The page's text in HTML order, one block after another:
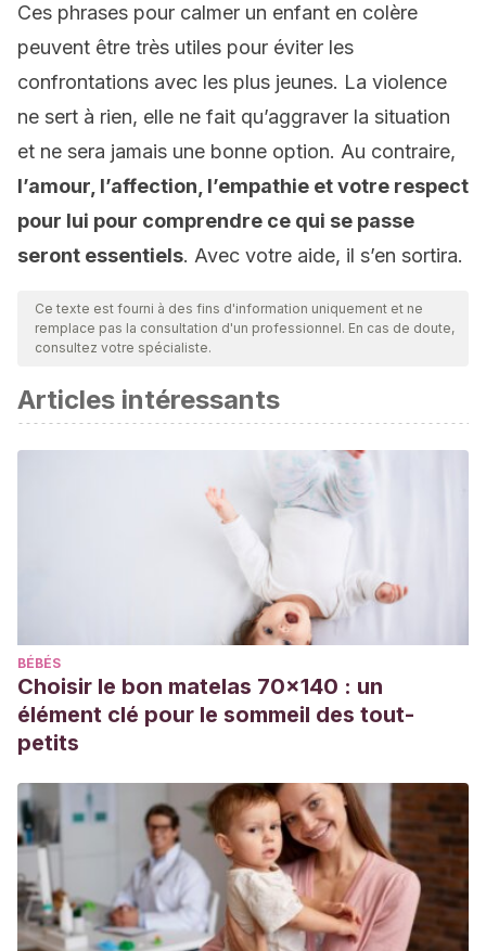
Ces phrases pour calmer un enfant en colère
peuvent être très utiles pour éviter les
confrontations avec les plus jeunes. La violence
ne sert à rien, elle ne fait qu’aggraver la situation
et ne sera jamais une bonne option. Au contraire,
l’amour, l’affection, l’empathie et votre respect
pour lui pour comprendre ce qui se passe
seront essentiels. Avec votre aide, il s’en sortira.
Ce texte est fourni à des fins d'information uniquement et ne
remplace pas la consultation d'un professionnel. En cas de doute,
consultez votre spécialiste.
Articles intéressants
BÉBÉS
Choisir le bon matelas 70x140 : un
élément clé pour le sommeil des tout-
petits